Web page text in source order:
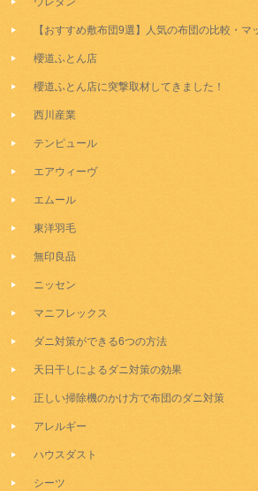
【おすすめ敷布団9選】人気の布団の比較・
櫻道ふとん店
櫻道ふとん店に突撃取材してきました！
西川産業
テンピュール
エアウィーヴ
エムール
東洋羽毛
無印良品
ニッセン
マニフレックス
ダニ対策ができる6つの方法
天日干しによるダニ対策の効果
正しい掃除機のかけ方で布団のダニ対策
アレルギー
ハウスダスト
シーツ